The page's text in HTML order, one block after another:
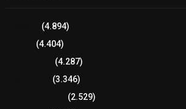
(4.894)
(4.404)
(4.287)
(3.346)
(2.529)